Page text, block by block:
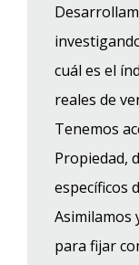
cuál es el
reales de
Tenemos
Propiedad,
específicos
Asimilamos
para fijar